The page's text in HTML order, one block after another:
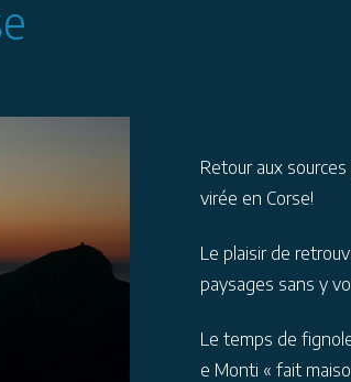
Retour aux
virée en Corse!
Le plaisir de
paysages sans y
Le temps de
e Monti « fait